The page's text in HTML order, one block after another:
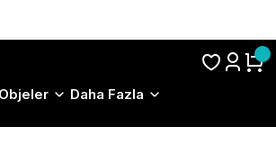
Daha Fazla